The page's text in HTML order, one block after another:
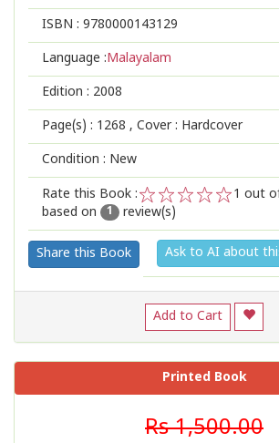
ISBN : 9780000143129
Language :Malayalam
Edition : 2008
Page(s) : 1268 , Cover : Hardcover
Condition : New
Rate this Book :
2
1
1 out
based on
1 review(s)
Share this Book Ask to AI about
Add to Cart
Printed Book
Rs 1,500.00